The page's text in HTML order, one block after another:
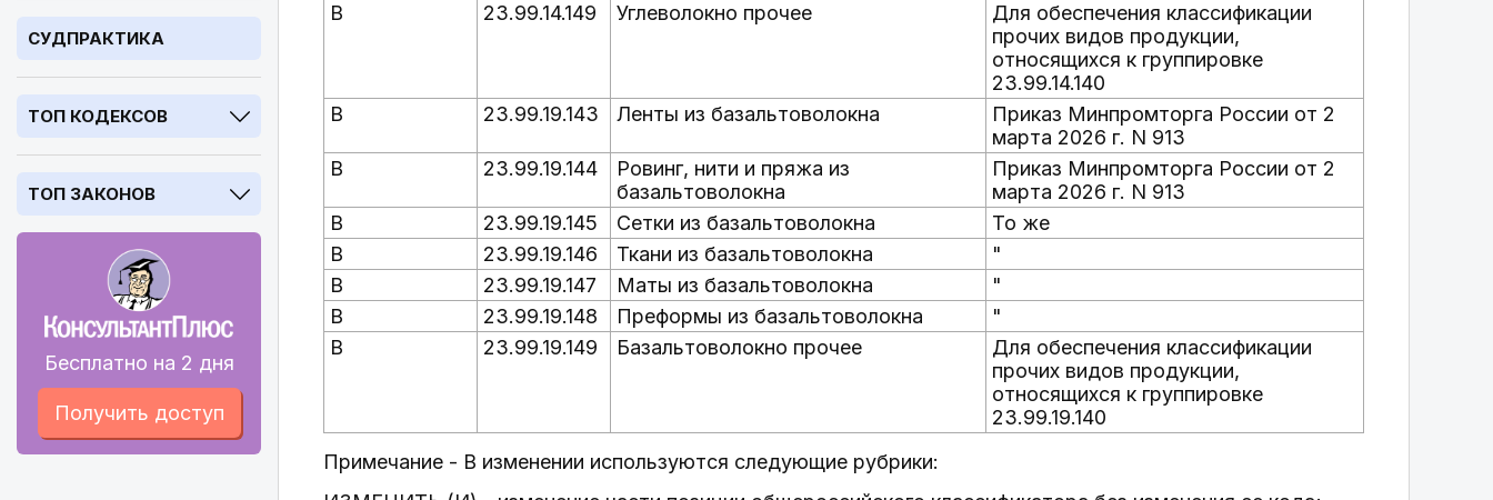
СУДПРАКТИКА
ТОП КОДЕКСОВ
ТОП ЗАКОНОВ
Бесплатно на 2 дня
Получить доступ
В
23.99.14.149 Углеволокно прочее
Для обеспечения классификации
прочих видов продукции,
относящихся к группировке
23.99.14.140
В
23.99.19.143 Ленты из базальтоволокна
Приказ Минпромторга России от 2
марта 2026 г. N 913
В
23.99.19.144
Ровинг, нити и пряжа из
базальтоволокна
Приказ Минпромторга России от 2
марта 2026 г. N 913
В
23.99.19.145 Сетки из базальтоволокна
То же
В
23.99.19.146 Ткани из базальтоволокна
"
В
23.99.19.147 Маты из базальтоволокна
"
В
23.99.19.148 Преформы из базальтоволокна
"
В
23.99.19.149 Базальтоволокно прочее
Для обеспечения классификации
прочих видов продукции,
относящихся к группировке
23.99.19.140
Примечание - В изменении используются следующие рубрики: